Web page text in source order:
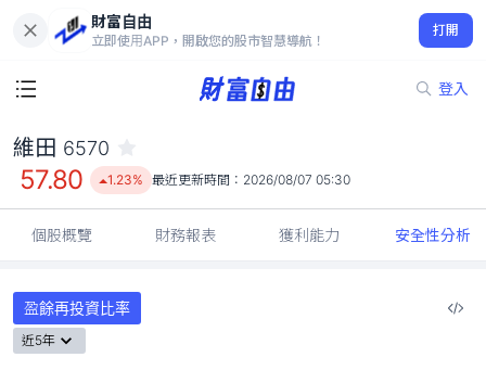
財富自由
立即使用APP，開啟您的股市智慧導航！
打開
登入
57.80
1.23%
維田 6570
57.80 1.23% 最近更新時間： 2026/08/07 05:30
個股概覽 財務報表 獲利能力 安全性分析
盈餘再投資比率
近5年